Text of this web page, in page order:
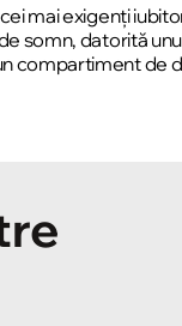
cei mai exigenți
somn, datorită
compartiment de